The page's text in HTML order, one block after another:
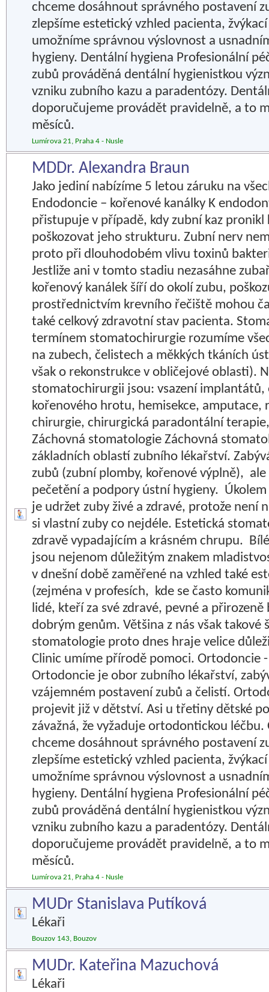
chceme dosáhnout správného postavení
zlepšíme estetický vzhled pacienta,
umožníme správnou výslovnost a
hygieny. Dentální hygiena Profesionální
zubů prováděná dentální hygienistkou
vzniku zubního kazu a paradentózy.
doporučujeme provádět pravidelně, a to
měsíců.
Lumírova 21, Praha 4 - Nusle
MDDr. Alexandra Braun
Jako jediní nabízíme 5 letou záruku na
Endodoncie – kořenové kanálky K
přistupuje v případě, kdy zubní kaz pronikl
poškozovat jeho strukturu. Zubní nerv
proto při dlouhodobém vlivu toxinů
Jestliže ani v tomto stadiu nezasáhne
kořenový kanálek šíří do okolí zubu,
prostřednictvím krevního řečiště mohou
také celkový zdravotní stav pacienta.
termínem stomatochirurgie rozumíme
na zubech, čelistech a měkkých tkáních
však o rekonstrukce v obličejové oblasti).
stomatochirurgii jsou: vsazení implantátů,
kořenového hrotu, hemisekce,
chirurgie, chirurgická paradontální
Záchovná stomatologie Záchovná
základních oblastí zubního lékařství.
zubů (zubní plomby, kořenové výplně),
pečetění a podpory ústní hygieny.
je udržet zuby živé a zdravé, protože není
si vlastní zuby co nejdéle. Estetická
zdravě vypadajícím a krásném chrupu.
jsou nejenom důležitým znakem
v dnešní době zaměřené na vzhled také
(zejména v profesích, kde se často
lidé, kteří za své zdravé, pevné a
dobrým genům. Většina z nás však takové
stomatologie proto dnes hraje velice
Clinic umíme přírodě pomoci. Ortodoncie
Ortodoncie je obor zubního lékařství,
vzájemném postavení zubů a čelistí.
projevit již v dětství. Asi u třetiny dětské
závažná, že vyžaduje ortodontickou
chceme dosáhnout správného postavení
zlepšíme estetický vzhled pacienta,
umožníme správnou výslovnost a
hygieny. Dentální hygiena Profesionální
zubů prováděná dentální hygienistkou
vzniku zubního kazu a paradentózy.
doporučujeme provádět pravidelně, a to
měsíců.
Lumírova 21, Praha 4 - Nusle
MUDr Stanislava Putíková
Lékaři
Bouzov 143, Bouzov
MUDr. Kateřina Mazuchová
Lékaři